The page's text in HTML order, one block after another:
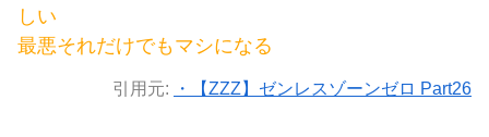
しい
最悪それだけでもマシになる
引用元: ・【ZZZ】ゼンレスゾーンゼロ Part26